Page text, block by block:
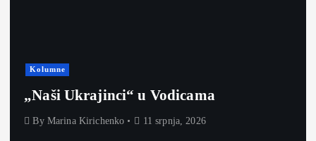
Kolumne
„Naši Ukrajinci“ u Vodicama
By Marina Kirichenko 11 srpnja, 2026